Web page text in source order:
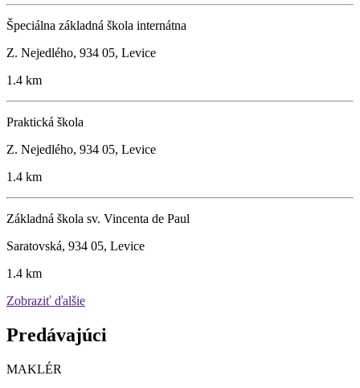
Špeciálna základná škola internátna
Z. Nejedlého, 934 05, Levice
1.4 km
Praktická škola
Z. Nejedlého, 934 05, Levice
1.4 km
Základná škola sv. Vincenta de Paul
Saratovská, 934 05, Levice
1.4 km
Zobraziť ďalšie
Predávajúci
MAKLÉR